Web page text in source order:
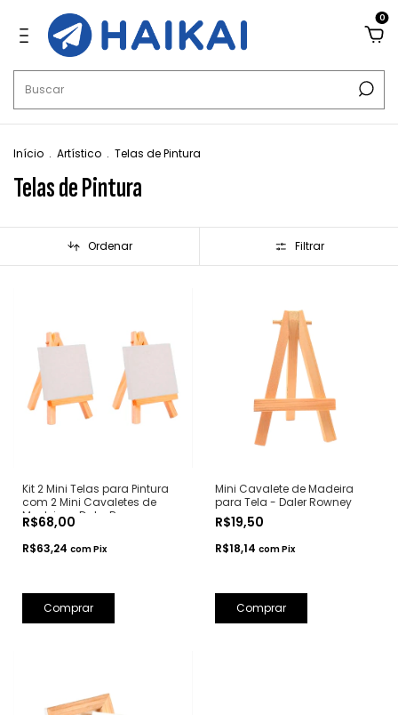
0
Início . Artístico . Telas de Pintura
Telas de Pintura
Ordenar Filtrar
Kit 2 Mini Telas para Pintura
com 2 Mini Cavaletes de
Madeira - Daler Rowney
R$68,00
R$63,24 comPix
Mini Cavalete de Madeira
para Tela - Daler Rowney
R$19,50
R$18,14 comPix